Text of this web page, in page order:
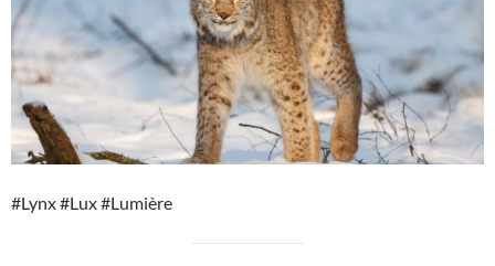
#Lynx #Lux #Lumière